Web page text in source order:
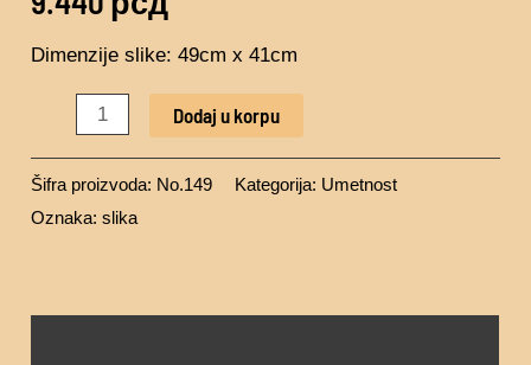
Dimenzije slike: 49cm x 41cm
Dodaj u korpu
Šifra proizvoda: No.149 Kategorija: Umetnost
Oznaka:slika